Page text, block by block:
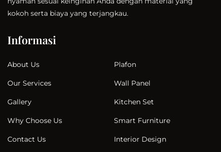
kokoh serta biaya yang terjangkau.
Informasi
About Us
Our Services
Gallery
Why Choose Us
Contact Us
Plafon
Wall Panel
Kitchen Set
Smart Furniture
Interior Design